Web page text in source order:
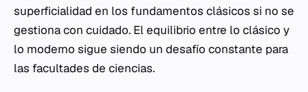
superficialidad en los fundamentos clásicos si no se
gestiona con cuidado. El equilibrio entre lo clásico y
lo moderno sigue siendo un desafío constante para
las facultades de ciencias.